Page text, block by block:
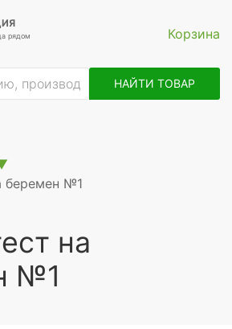
рядом
Корзина
НАЙТИ ТОВАР
беремен №1
на
№1